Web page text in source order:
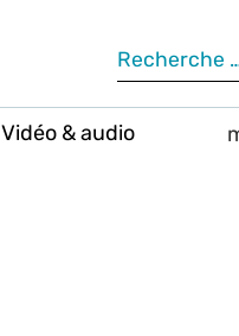
Vidéo & audio